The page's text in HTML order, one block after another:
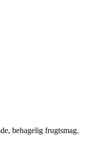
behagelig frugtsmag.